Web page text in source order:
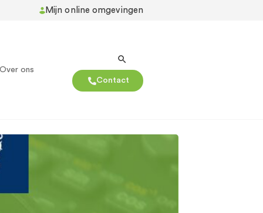
Mijn online omgevingen
Over ons
Contact